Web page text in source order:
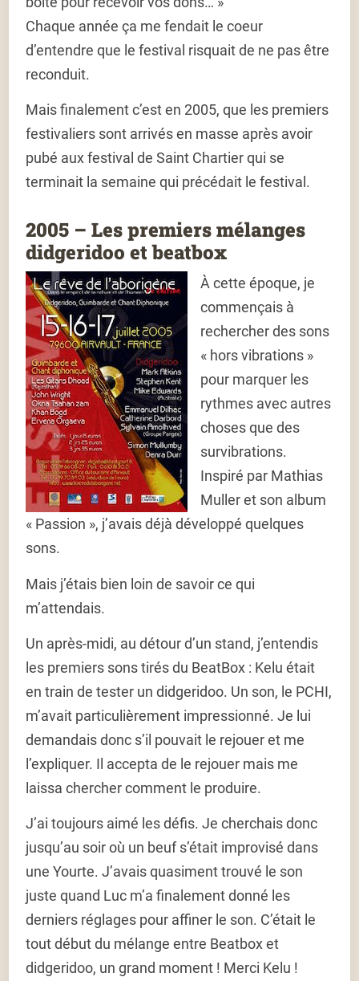
Chaque année ça me fendait le coeur
d’entendre que le festival risquait de ne pas être
reconduit.
Mais finalement c’est en 2005, que les premiers
festivaliers sont arrivés en masse après avoir
pubé aux festival de Saint Chartier qui se
terminait la semaine qui précédait le festival.
2005 – Les premiers mélanges
didgeridoo et beatbox
À cette époque, je
commençais à
rechercher des sons
« hors vibrations »
pour marquer les
rythmes avec autres
choses que des
survibrations.
Inspiré par Mathias
Muller et son album
« Passion », j’avais déjà développé quelques
sons.
Mais j’étais bien loin de savoir ce qui
m’attendais.
Un après-midi, au détour d’un stand, j’entendis
les premiers sons tirés du BeatBox : Kelu était
en train de tester un didgeridoo. Un son, le PCHI,
m’avait particulièrement impressionné. Je lui
demandais donc s’il pouvait le rejouer et me
l’expliquer. Il accepta de le rejouer mais me
laissa chercher comment le produire.
J’ai toujours aimé les défis. Je cherchais donc
jusqu’au soir où un beuf s’était improvisé dans
une Yourte. J’avais quasiment trouvé le son
juste quand Luc m’a finalement donné les
derniers réglages pour affiner le son. C’était le
tout début du mélange entre Beatbox et
didgeridoo, un grand moment ! Merci Kelu !